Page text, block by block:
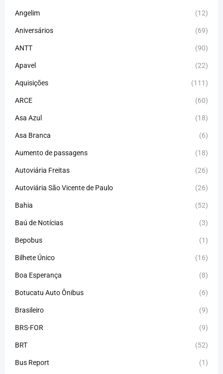
Angelim (12)
Aniversários (69)
ANTT (90)
Apavel (22)
Aquisições (111)
ARCE (60)
Asa Azul (18)
Asa Branca (6)
Aumento de passagens (18)
Autoviária Freitas (26)
Autoviária São Vicente de Paulo (26)
Bahia (52)
Baú de Notícias (3)
Bepobus (1)
Bilhete Único (16)
Boa Esperança (8)
Botucatu Auto Ônibus (6)
Brasileiro (9)
BRS-FOR (9)
BRT (52)
Bus Report (1)